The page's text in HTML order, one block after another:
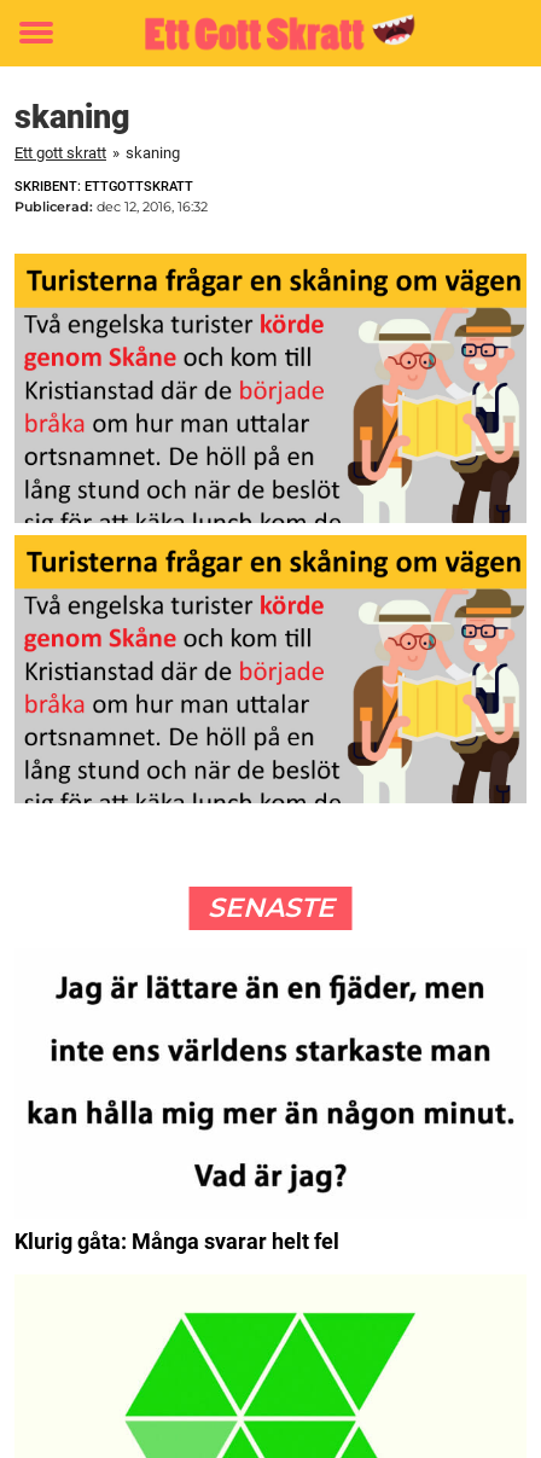
Toggle
skaning
Ett gott skratt » skaning
SKRIBENT: ETTGOTTSKRATT
Publicerad: dec 12, 2016, 16:32
SENASTE
Klurig gåta: Många svarar helt fel